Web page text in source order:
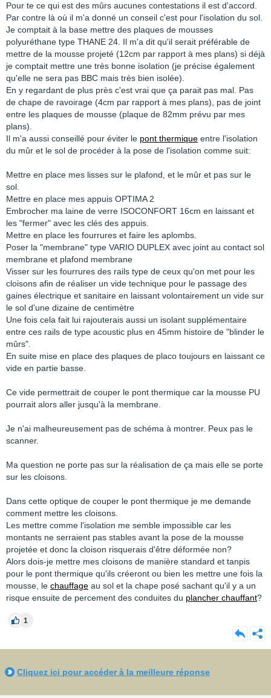
Pour te ce qui est des mûrs aucunes contestations il est d'accord.
Par contre là où il m'a donné un conseil c'est pour l'isolation du sol.
Je comptait à la base mettre des plaques de mousses
polyuréthane type THANE 24. Il m'a dit qu'il serait préférable de
mettre de la mousse projeté (12cm par rapport à mes plans) si déjà
je comptait mettre une très bonne isolation (je précise également
qu'elle ne sera pas BBC mais très bien isolée).
En y regardant de plus près c'est vrai que ça parait pas mal. Pas
de chape de ravoirage (4cm par rapport à mes plans), pas de joint
entre les plaques de mousse (plaque de 82mm prévu par mes
plans).
Il m'a aussi conseillé pour éviter le pont thermique entre l'isolation
du mûr et le sol de procéder à la pose de l'isolation comme suit:
Mettre en place mes lisses sur le plafond, et le mûr et pas sur le
sol.
Mettre en place mes appuis OPTIMA 2
Embrocher ma laine de verre ISOCONFORT 16cm en laissant et
les "fermer" avec les clés des appuis.
Mettre en place les fourrures et faire les aplombs.
Poser la "membrane" type VARIO DUPLEX avec joint au contact sol
membrane et plafond membrane
Visser sur les fourrures des rails type de ceux qu'on met pour les
cloisons afin de réaliser un vide technique pour le passage des
gaines électrique et sanitaire en laissant volontairement un vide sur
le sol d'une dizaine de centimètre
Une fois cela fait lui rajouterais aussi un isolant supplémentaire
entre ces rails de type acoustic plus en 45mm histoire de "blinder le
mûrs".
En suite mise en place des plaques de placo toujours en laissant ce
vide en partie basse.
Ce vide permettrait de couper le pont thermique car la mousse PU
pourrait alors aller jusqu'à la membrane.
Je n'ai malheureusement pas de schéma à montrer. Peux pas le
scanner.
Ma question ne porte pas sur la réalisation de ça mais elle se porte
sur les cloisons.
Dans cette optique de couper le pont thermique je me demande
comment mettre les cloisons.
Les mettre comme l'isolation me semble impossible car les
montants ne serraient pas stables avant la pose de la mousse
projetée et donc la cloison risquerais d'être déformée non?
Alors dois-je mettre mes cloisons de manière standard et tanpis
pour le pont thermique qu'ils créeront ou bien les mettre une fois la
mousse, le chauffage au sol et la chape posé sachant qu'il y a un
risque ensuite de percement des conduites du plancher chauffant?
1
Cliquez ici pour accéder à la meilleure réponse